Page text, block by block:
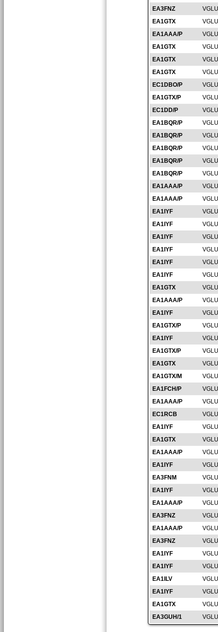
EA3FNZ
EA1GTX
EA1AAA/P
EA1GTX
EA1GTX
EA1GTX
EC1DBO/P
EA1GTX/P
EC1DD/P
EA1BQR/P
EA1BQR/P
EA1BQR/P
EA1BQR/P
EA1BQR/P
EA1AAA/P
EA1AAA/P
EA1IYF
EA1IYF
EA1IYF
EA1IYF
EA1IYF
EA1IYF
EA1GTX
EA1AAA/P
EA1IYF
EA1GTX/P
EA1IYF
EA1GTX/P
EA1GTX
EA1GTX/M
EA1FCH/P
EA1AAA/P
EC1RCB
EA1IYF
EA1GTX
EA1AAA/P
EA1IYF
EA3FNM
EA1IYF
EA1AAA/P
EA3FNZ
EA1AAA/P
EA3FNZ
EA1IYF
EA1IYF
EA1ILV
EA1IYF
EA1GTX
EA3GUH/1